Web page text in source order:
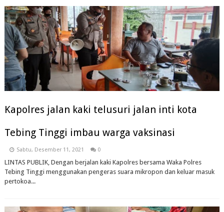
Kapolres jalan kaki telusuri jalan inti kota
Tebing Tinggi imbau warga vaksinasi
Sabtu, Desember 11, 2021 0
LINTAS PUBLIK, Dengan berjalan kaki Kapolres bersama Waka Polres
Tebing Tinggi menggunakan pengeras suara mikropon dan keluar masuk
pertokoa...